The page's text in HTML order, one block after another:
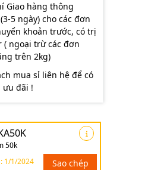
Giao hàng thông
5 ngày) cho các đơn
khoản trước, có trị
( ngoại trừ các đơn
trên 2kg)
mua sỉ liên hệ để có
ưu đãi !
50k
1/1/2024
Sao chép